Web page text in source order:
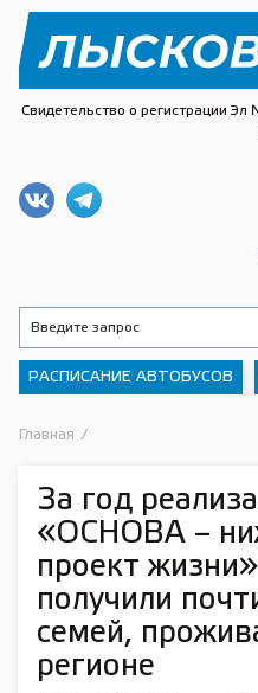
Свидетельство о регистрации
РАСПИСАНИЕ АВТОБУСОВ
Главная /
За год
«ОСНОВА –
проект
получили
семей,
регионе